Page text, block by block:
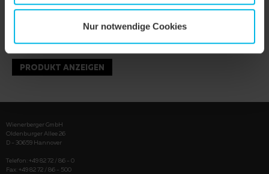
Nur notwendige Cookies
PRODUKT ANZEIGEN
Wienerberger GmbH
Oldenburger Allee 26
D - 30659 Hannover
Telefon: +49 82 72 / 86 - 0
Fax: +49 82 72 / 86 - 500